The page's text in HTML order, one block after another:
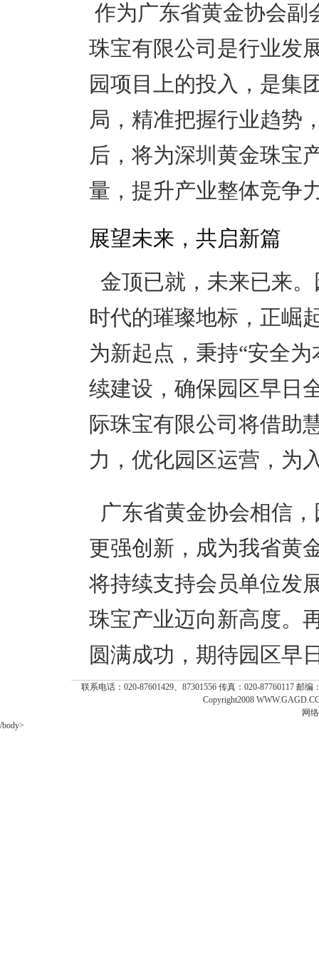
作为广东省黄金协会副
珠宝有限公司是行业发
园项目上的投入，是集
局，精准把握行业趋势
后，将为深圳黄金珠宝
量，提升产业整体竞争
展望未来，共启新篇
金顶已就，未来已来
时代的璀璨地标，正崛
为新起点，秉持“安全
续建设，确保园区早日
际珠宝有限公司将借助
力，优化园区运营，为
广东省黄金协会相信
更强创新，成为我省黄
将持续支持会员单位发
珠宝产业迈向新高度。
圆满成功，期待园区早
联系电话：020-87601429、87301556 传真：020-87760117 邮
Copyright2008
网
/body>